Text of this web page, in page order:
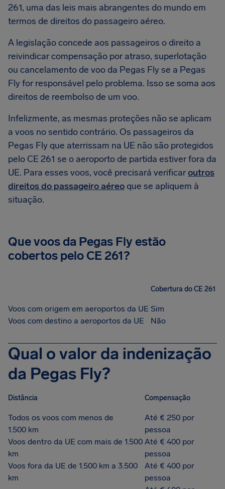
261, uma das leis mais abrangentes do mundo em
termos de direitos do passageiro aéreo.
A legislação concede aos passageiros o direito a
reivindicar compensação por atraso, superlotação
ou cancelamento de voo da Pegas Fly se a Pegas
Fly for responsável pelo problema. Isso se soma aos
direitos de reembolso de um voo.
Infelizmente, as mesmas proteções não se aplicam
a voos no sentido contrário. Os passageiros da
Pegas Fly que aterrissam na UE não são protegidos
pelo CE 261 se o aeroporto de partida estiver fora da
UE. Para esses voos, você precisará verificaroutros
direitos do passageiro aéreoque se apliquem à
situação.
Que voos da Pegas Fly estão
cobertos pelo CE 261?
Cobertura do CE 261
Voos com origem em aeroportos da UE Sim
Voos com destino a aeroportos da UE
Não
Qual o valor da indenização
da Pegas Fly?
Distância Compensação
Todos os voos com menos de
1.500 km
Até € 250 por
pessoa
Voos dentro da UE com mais de 1.500
km
Até € 400 por
pessoa
Voos fora da UE de 1.500 km a 3.500
km
Até € 400 por
pessoa